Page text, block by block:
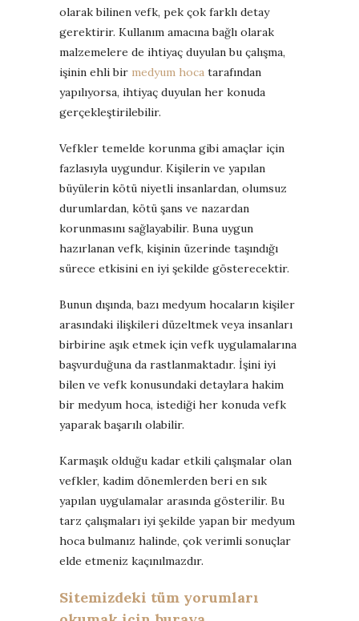
olarak bilinen vefk, pek çok farklı detay
gerektirir. Kullanım amacına bağlı olarak
malzemelere de ihtiyaç duyulan bu çalışma,
işinin ehli bir medyum hoca tarafından
yapılıyorsa, ihtiyaç duyulan her konuda
gerçekleştirilebilir.
Vefkler temelde korunma gibi amaçlar için
fazlasıyla uygundur. Kişilerin ve yapılan
büyülerin kötü niyetli insanlardan, olumsuz
durumlardan, kötü şans ve nazardan
korunmasını sağlayabilir. Buna uygun
hazırlanan vefk, kişinin üzerinde taşındığı
sürece etkisini en iyi şekilde gösterecektir.
Bunun dışında, bazı medyum hocaların kişiler
arasındaki ilişkileri düzeltmek veya insanları
birbirine aşık etmek için vefk uygulamalarına
başvurduğuna da rastlanmaktadır. İşini iyi
bilen ve vefk konusundaki detaylara hakim
bir medyum hoca, istediği her konuda vefk
yaparak başarılı olabilir.
Karmaşık olduğu kadar etkili çalışmalar olan
vefkler, kadim dönemlerden beri en sık
yapılan uygulamalar arasında gösterilir. Bu
tarz çalışmaları iyi şekilde yapan bir medyum
hoca bulmanız halinde, çok verimli sonuçlar
elde etmeniz kaçınılmazdır.
Sitemizdeki tüm yorumları